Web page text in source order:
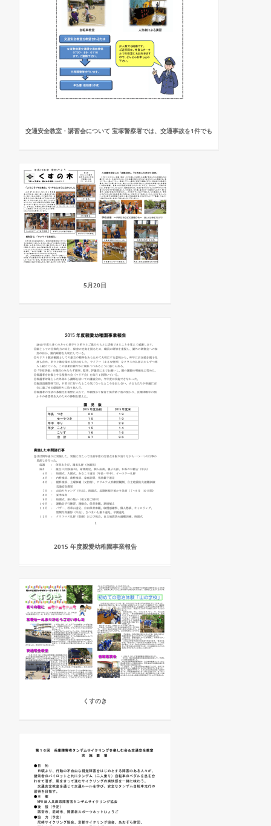
交通安全教室・講習会について 宝塚警察署では、交通事故を1件でも
5月20日
2015 年度親愛幼稚園事業報告
くすのき